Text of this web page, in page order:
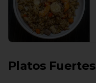
Platos Fuertes